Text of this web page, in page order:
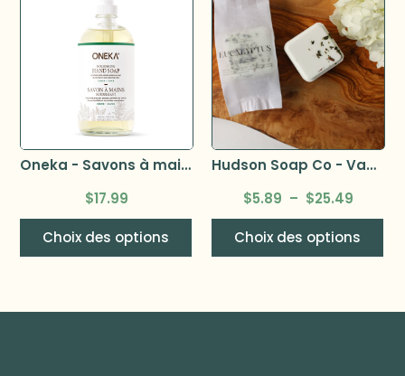
Oneka - Savons à mains
$17.99
Choix des options
Hudson Soap Co - Vapeur de douche –
$5.89 – $25.49
Choix des options